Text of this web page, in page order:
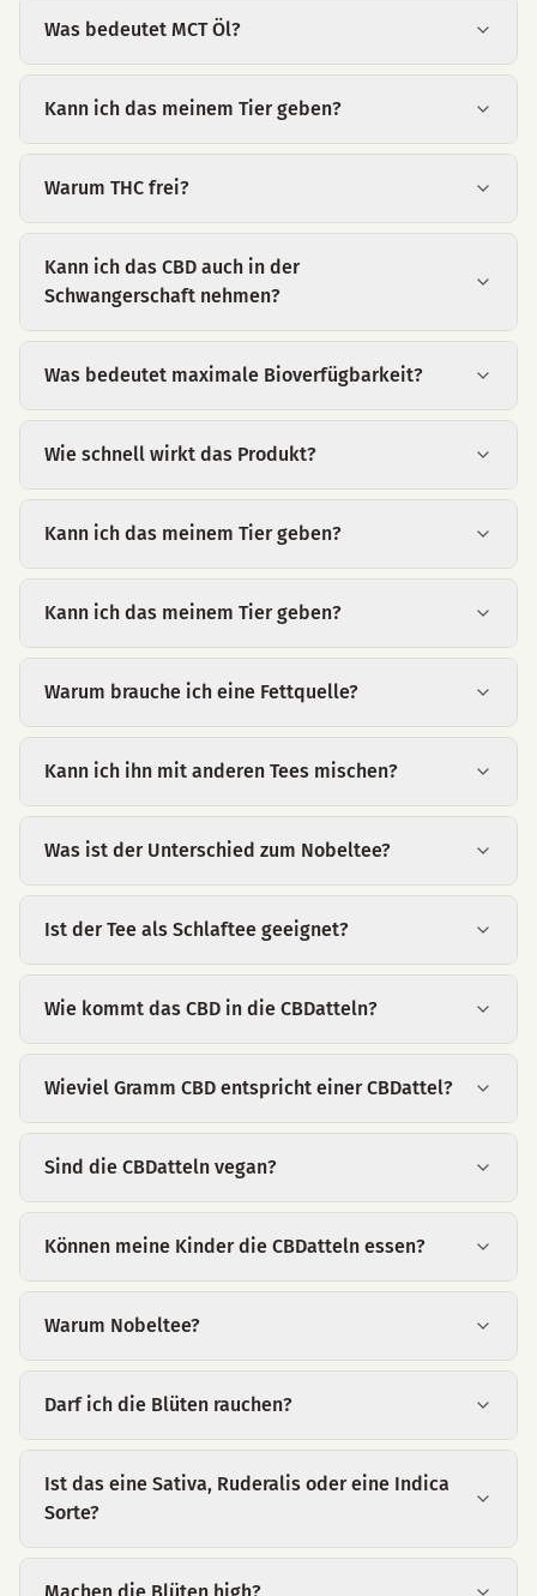
Was bedeutet MCT Öl?
Kann ich das meinem Tier geben?
Warum THC frei?
Kann ich das CBD auch in der
Schwangerschaft nehmen?
Was bedeutet maximale Bioverfügbarkeit?
Wie schnell wirkt das Produkt?
Kann ich das meinem Tier geben?
Kann ich das meinem Tier geben?
Warum brauche ich eine Fettquelle?
Kann ich ihn mit anderen Tees mischen?
Was ist der Unterschied zum Nobeltee?
Ist der Tee als Schlaftee geeignet?
Wie kommt das CBD in die CBDatteln?
Wieviel Gramm CBD entspricht einer CBDattel?
Sind die CBDatteln vegan?
Können meine Kinder die CBDatteln essen?
Warum Nobeltee?
Darf ich die Blüten rauchen?
Ist das eine Sativa, Ruderalis oder eine Indica
Sorte?